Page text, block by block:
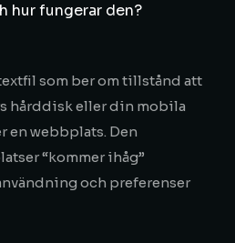
hur fungerar den?
som ber om tillstånd att
hårddisk eller din mobila
en webbplats. Den
“kommer ihåg”
och preferenser